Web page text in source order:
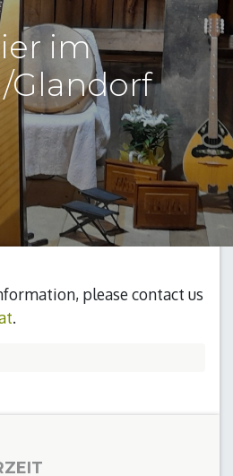
im
Glandorf
please contact us
.